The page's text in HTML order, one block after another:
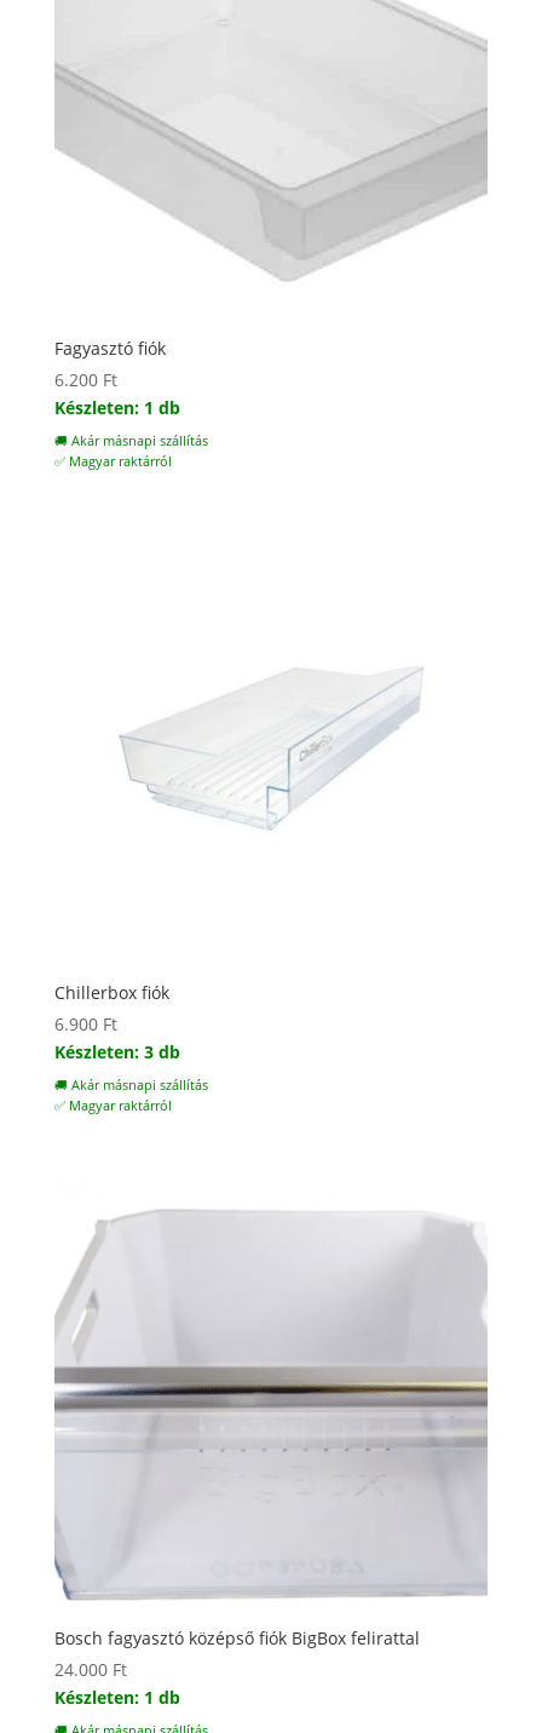
Fagyasztó fiók
6.200 Ft
Készleten: 1 db
🚚 Akár másnapi szállítás
✅ Magyar raktárról
Chillerbox fiók
6.900 Ft
Készleten: 3 db
🚚 Akár másnapi szállítás
✅ Magyar raktárról
Bosch fagyasztó középső fiók BigBox felirattal
24.000 Ft
Készleten: 1 db